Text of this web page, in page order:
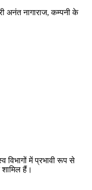
अनंत नागाराज, कम्पनी के
विभागों में प्रभावी रूप से
हैं।